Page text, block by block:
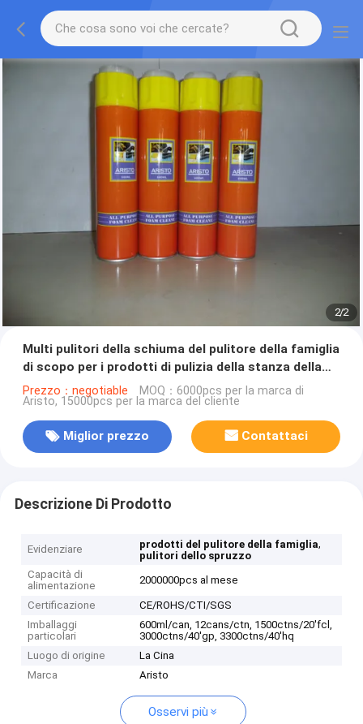
2/2
Multi pulitori della schiuma del pulitore della famiglia
di scopo per i prodotti di pulizia della stanza della
Camera
Prezzo：negotiable MOQ：6000pcs per la marca di
Aristo, 15000pcs per la marca del cliente
Miglior prezzo Contattaci
Descrizione Di Prodotto
Evidenziare prodotti del pulitore della famiglia,
pulitori dello spruzzo
Capacità di
alimentazione
2000000pcs al mese
Certificazione
CE/ROHS/CTI/SGS
Imballaggi
particolari
600ml/can, 12cans/ctn, 1500ctns/20'fcl,
3000ctns/40'gp, 3300ctns/40'hq
Luogo di origine
La Cina
Marca
Aristo
Osservi più